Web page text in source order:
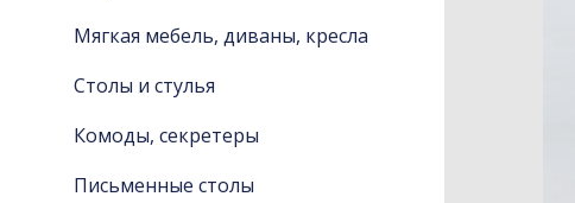
Мягкая мебель, диваны, кресла
Столы и стулья
Комоды, секретеры
Письменные столы